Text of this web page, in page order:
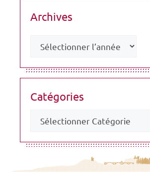
Archives
Catégories